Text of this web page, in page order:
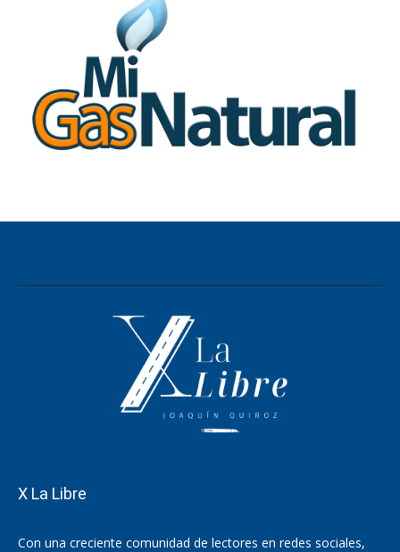
X La Libre
Con una creciente comunidad de lectores en redes sociales,